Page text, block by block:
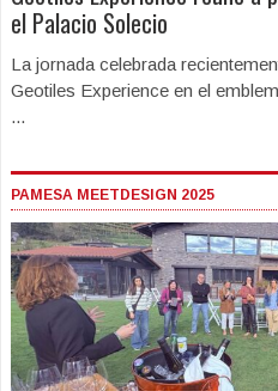
el Palacio Solecio
La jornada celebrada
Geotiles Experience en el
...
PAMESA MEETDESIGN 2025